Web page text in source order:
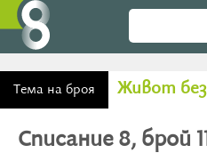
Тема на броя Живот
Списание 8, брой